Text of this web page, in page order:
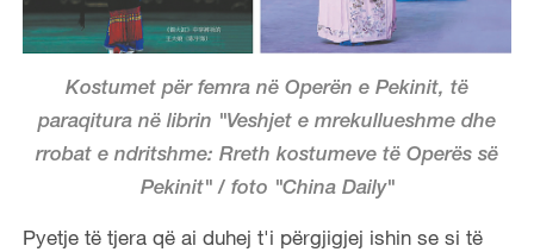
Kostumet për femra në Operën e Pekinit, të
paraqitura në librin "Veshjet e mrekullueshme dhe
rrobat e ndritshme: Rreth kostumeve të Operës së
Pekinit" / foto "China Daily"
Pyetje të tjera që ai duhej t'i përgjigjej ishin se si të